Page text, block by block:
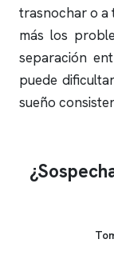
trasnochar o a
más los
separación
puede
sueño